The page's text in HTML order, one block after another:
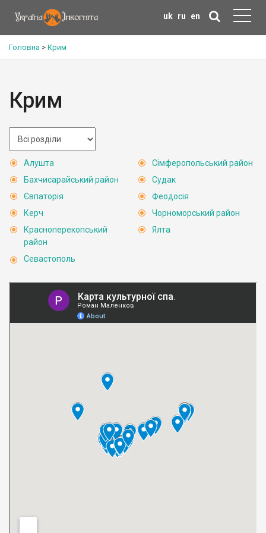
uk ru en
Головна > Крим
Крим
Алушта
Бахчисарайський район
Євпаторія
Керч
Красноперекопський
район
Севастополь
Сімферопольський район
Судак
Феодосія
Чорноморський район
Ялта